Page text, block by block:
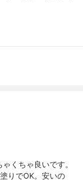
くちゃ良いです。
りでOK。安いの